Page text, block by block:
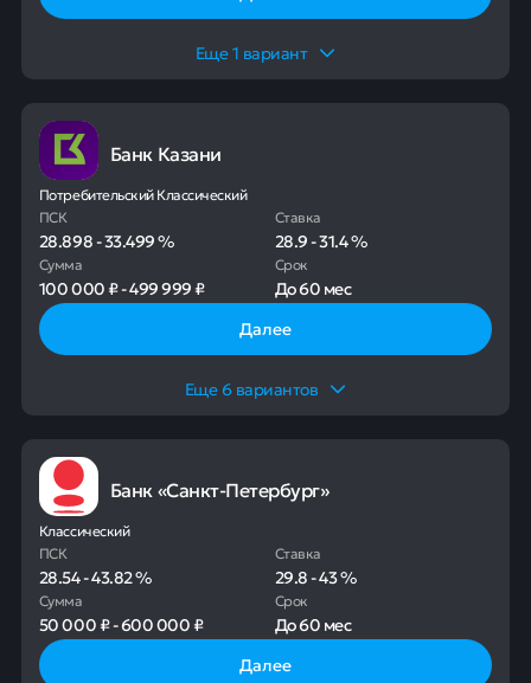
Еще1 вариант
Банк Казани
Потребительский Классический
ПСК
28.898-33.499%
Ставка
28.9-31.4%
Сумма
100 000 ₽-499 999 ₽
Срок
До60 мес
Далее
Еще6 вариантов
Банк «Санкт-Петербург»
Классический
ПСК
28.54-43.82%
Ставка
29.8-43%
Сумма
50 000 ₽-600 000 ₽
Срок
До60 мес
Далее